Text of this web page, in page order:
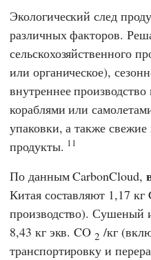
Экологический след
различных факторов.
сельскохозяйственного
или органическое),
внутреннее
кораблями или
упаковки, а также
продукты. 11
По даннымCarbonCloud,
Китая составляют 1,17 кг
производство). Сушеный
8,43 кг экв. CO2 /кг
транспортировку и